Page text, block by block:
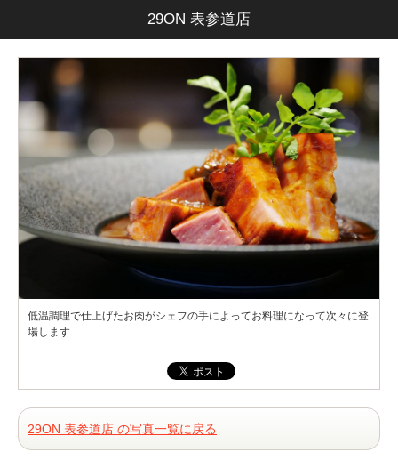
29ON 表参道店
低温調理で仕上げたお肉がシェフの手によってお料理になって次々に登
場します
29ON 表参道店 の写真一覧に戻る